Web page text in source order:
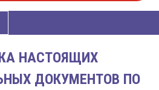
НАСТОЯЩИХ
ДОКУМЕНТОВ ПО